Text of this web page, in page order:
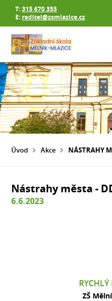
T:315 670 355
E: reditel@zsmlazice.cz
Úvod Akce NÁSTRAHY
Nástrahy města -
6.6.2023
ZŠ